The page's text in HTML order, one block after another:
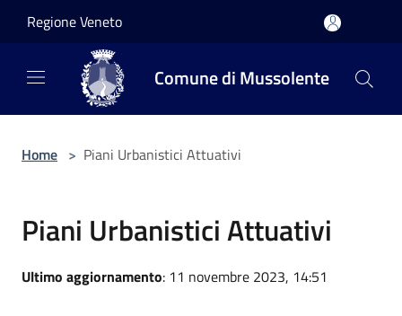
Regione Veneto
Comune di Mussolente
Home > Piani Urbanistici Attuativi
Piani Urbanistici Attuativi
Ultimo aggiornamento: 11 novembre 2023, 14:51